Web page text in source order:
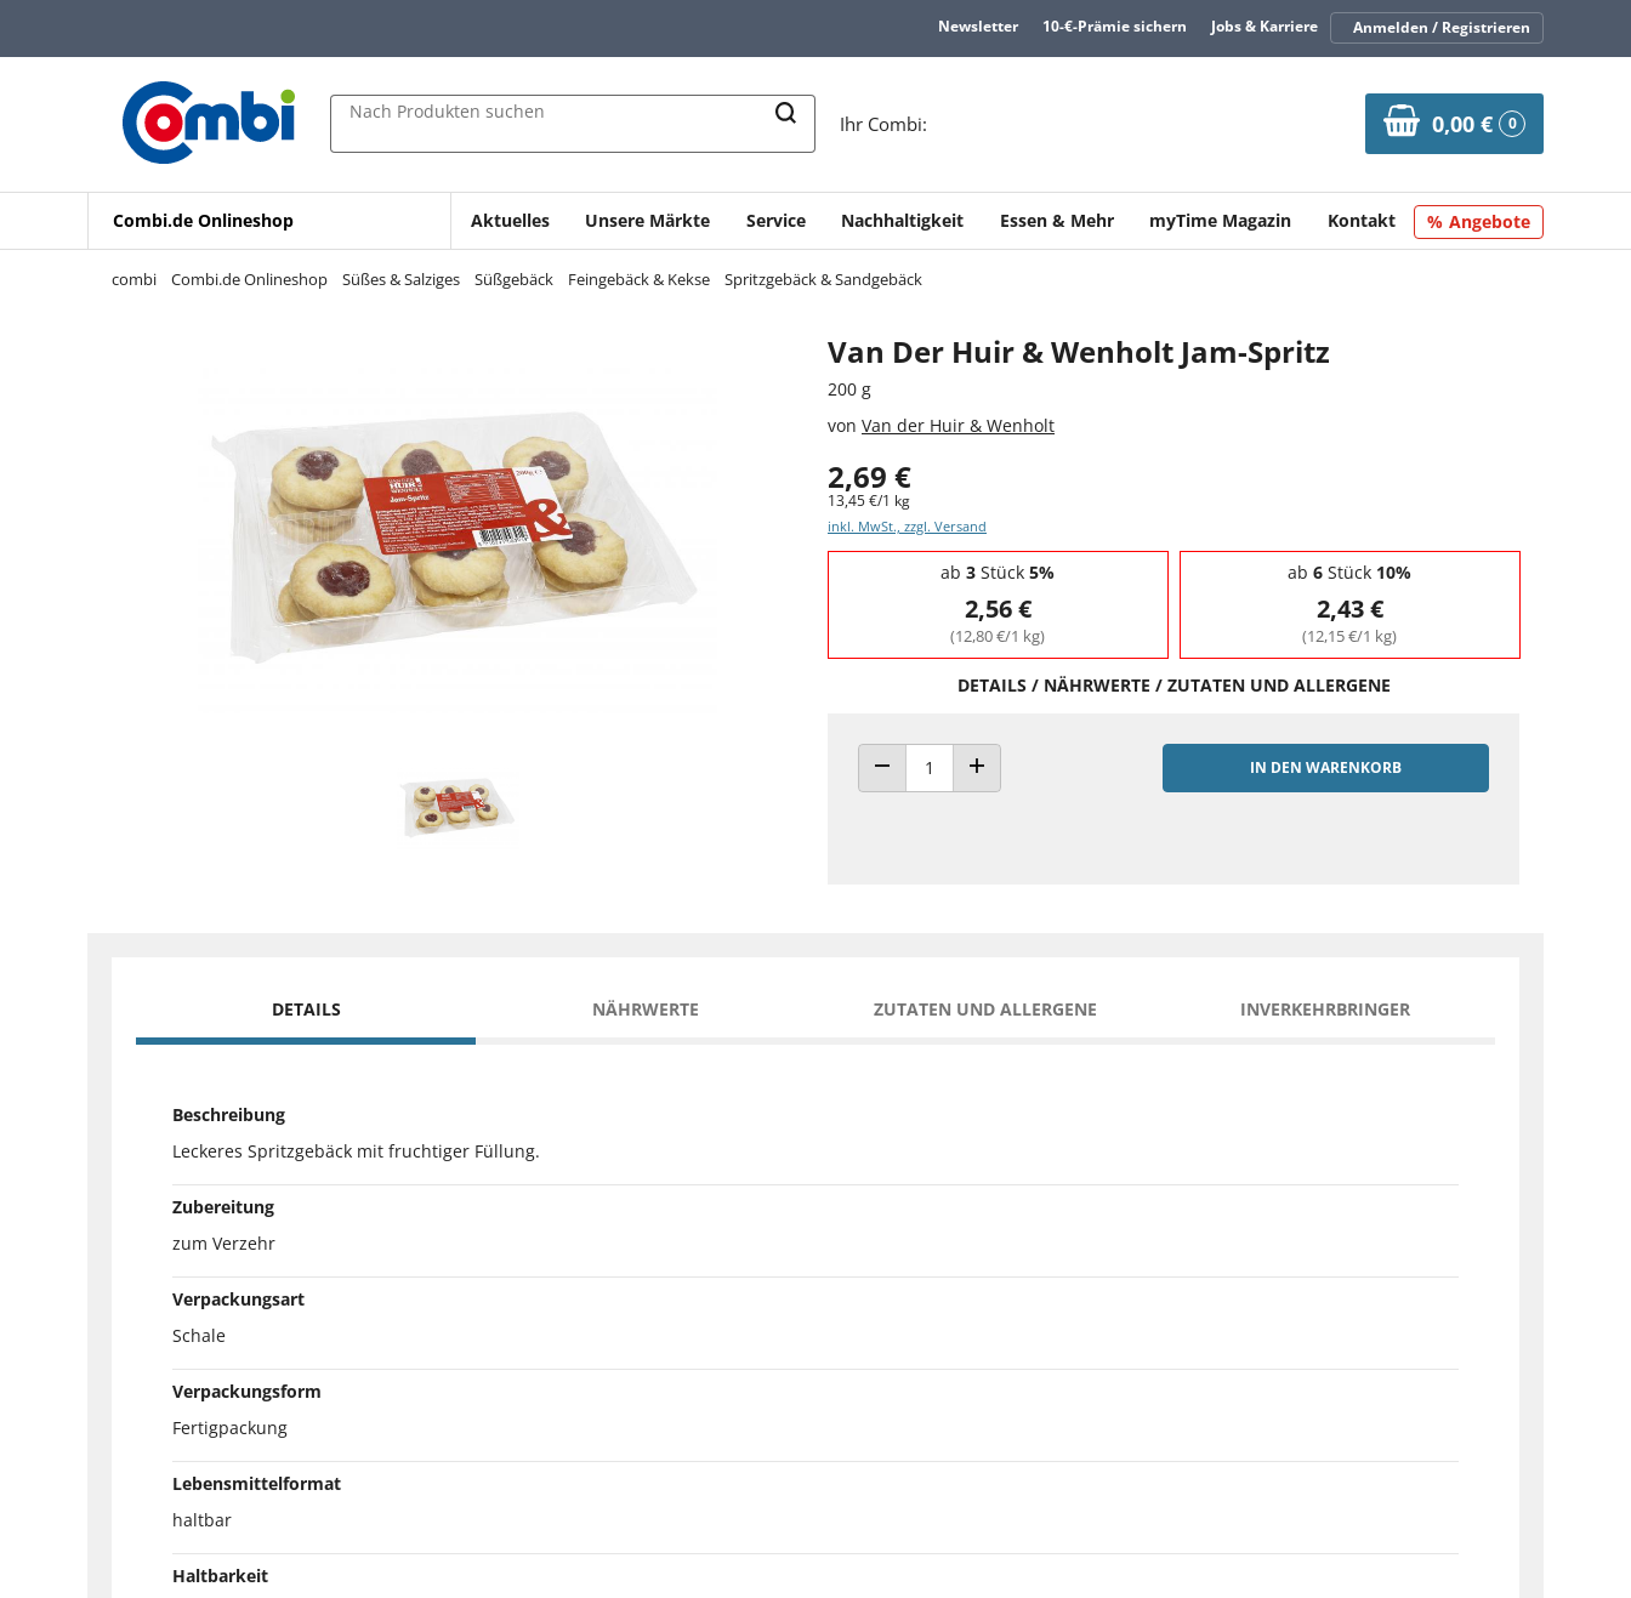
Zur Navigation springen
Zur Suche springen
Newsletter 10-€-Prämie sichern Jobs & Karriere Anmelden / Registrieren
Nach Produkten suchen
Ihr Combi: 0,00 € 0
Combi.de Onlineshop Aktuelles Unsere Märkte Service Nachhaltigkeit Essen & Mehr myTime Magazin Kontakt Angebote
combi Combi.de Onlineshop Süßes & Salziges Süßgebäck Feingebäck & Kekse Spritzgebäck & Sandgebäck
Van Der Huir & Wenholt Jam-Spritz
200 g
von Van der Huir & Wenholt
2,69 €
13,45 €/1 kg
inkl. MwSt., zzgl. Versand
Staffelpreise - Mengenrabatt
ab 3 Stück 5%
2,56 €
(12,80 €/1 kg)
ab 6 Stück 10%
2,43 €
(12,15 €/1 kg)
DETAILS / NÄHRWERTE / ZUTATEN UND ALLERGENE
ANZAHL VERRINGERNANZAHL ERHÖHEN
IN DEN WARENKORB
DETAILS NÄHRWERTE ZUTATEN UND ALLERGENE INVERKEHRBRINGER
Beschreibung
Leckeres Spritzgebäck mit fruchtiger Füllung.
Zubereitung
zum Verzehr
Verpackungsart
Schale
Verpackungsform
Fertigpackung
Lebensmittelformat
haltbar
Haltbarkeit